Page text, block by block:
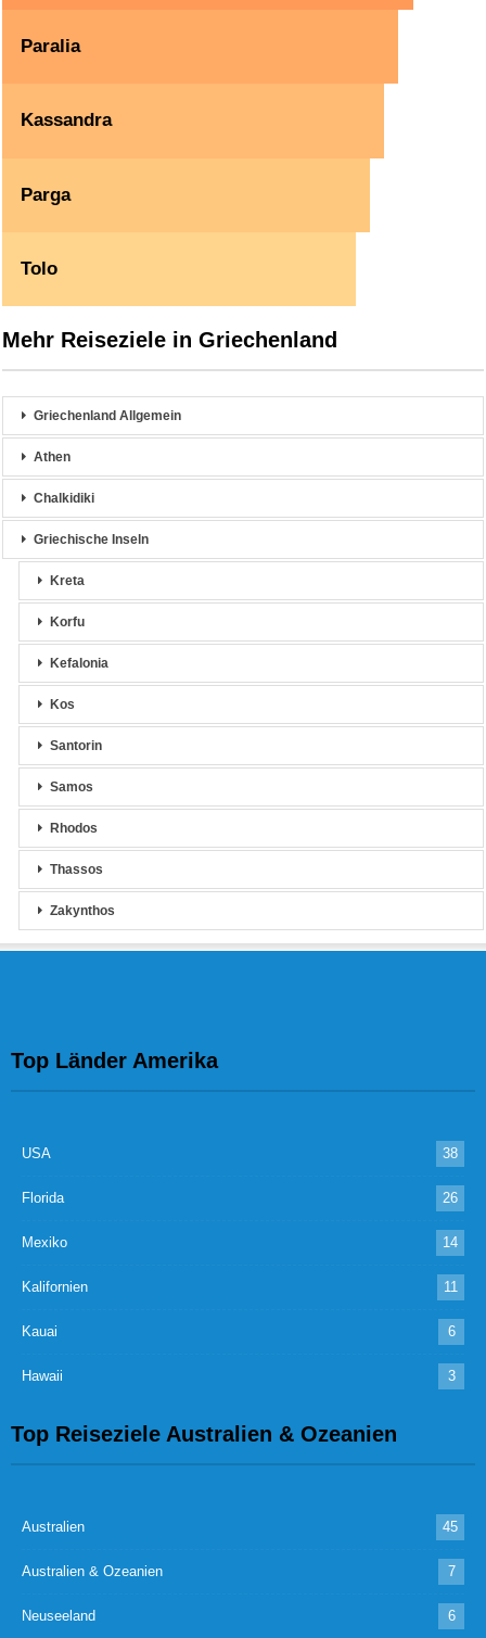
Paralia
Kassandra
Parga
Tolo
Mehr Reiseziele in Griechenland
Griechenland Allgemein
Athen
Chalkidiki
Griechische Inseln
Kreta
Korfu
Kefalonia
Kos
Santorin
Samos
Rhodos
Thassos
Zakynthos
Top Länder Amerika
USA 38
Florida 26
Mexiko 14
Kalifornien 11
Kauai 6
Hawaii 3
Top Reiseziele Australien & Ozeanien
Australien 45
Australien & Ozeanien 7
Neuseeland 6